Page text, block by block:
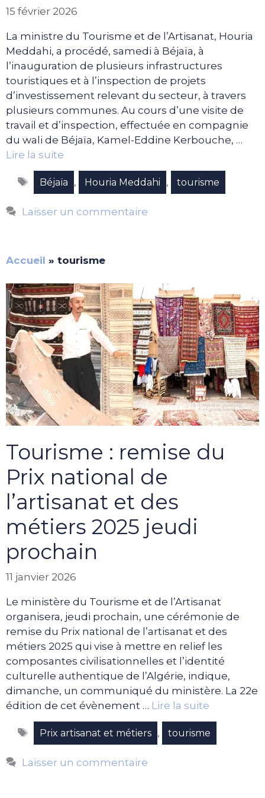
15 février 2026
La ministre du Tourisme et de l’Artisanat, Houria
Meddahi, a procédé, samedi à Béjaïa, à
l’inauguration de plusieurs infrastructures
touristiques et à l’inspection de projets
d’investissement relevant du secteur, à travers
plusieurs communes. Au cours d’une visite de
travail et d’inspection, effectuée en compagnie
du wali de Béjaïa, Kamel-Eddine Kerbouche, …
Lire la suite
Étiquettes
Béjaïa , Houria Meddahi , tourisme
Laisser un commentaire
Accueil » tourisme
Tourisme : remise du
Prix national de
l’artisanat et des
métiers 2025 jeudi
prochain
11 janvier 2026
Le ministère du Tourisme et de l’Artisanat
organisera, jeudi prochain, une cérémonie de
remise du Prix national de l’artisanat et des
métiers 2025 qui vise à mettre en relief les
composantes civilisationnelles et l’identité
culturelle authentique de l’Algérie, indique,
dimanche, un communiqué du ministère. La 22e
édition de cet évènement … Lire la suite
Étiquettes
Prix artisanat et métiers , tourisme
Laisser un commentaire